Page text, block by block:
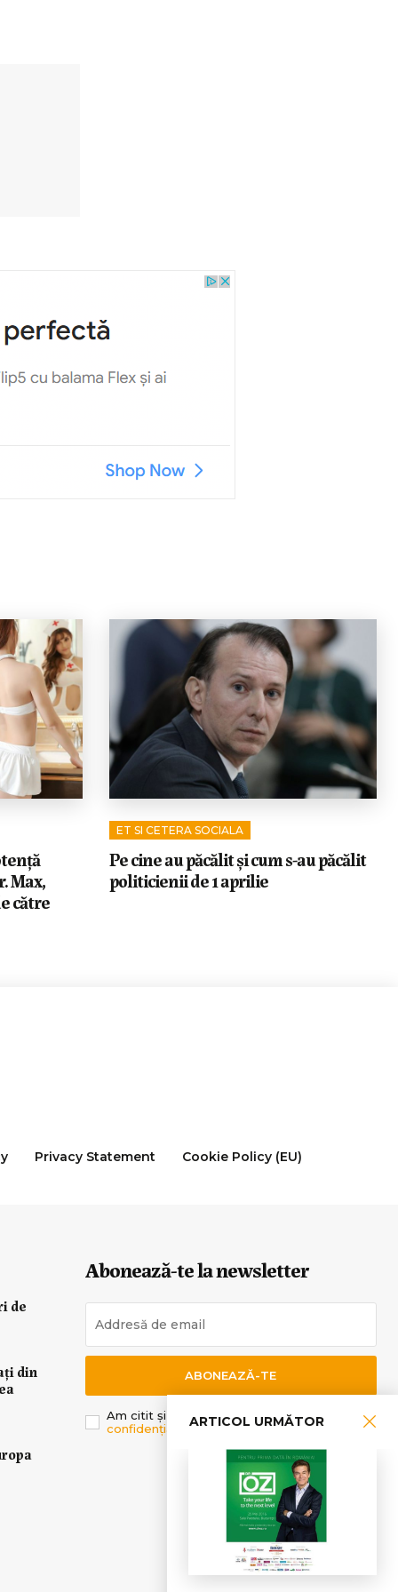
ARTICOL URMĂTOR
Max,
către
ET SI CETERA SOCIALA
Pe cine au păcălit și cum s-au păcălit
politicienii de 1 aprilie
Privacy Statement Cookie Policy (EU)
de
din
Abonează-te la newsletter
ABONEAZĂ-TE
Am citit și sunt de acord cuPolitica de
confidențialitate.